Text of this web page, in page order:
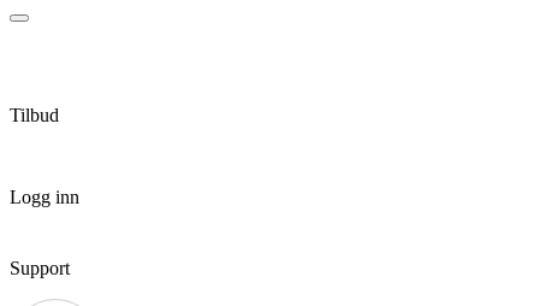
Tilbud
Logg inn
Support